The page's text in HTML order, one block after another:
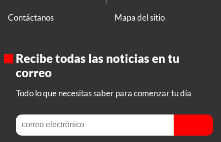
Contáctanos Mapa del sitio
Recibe todas las noticias en tu
correo
Todo lo que necesitas saber para comenzar tu día